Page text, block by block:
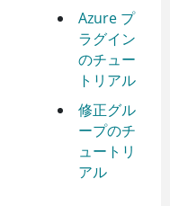
Azure プ
ラグイン
のチュー
トリアル
修正グル
ープのチ
ュートリ
アル